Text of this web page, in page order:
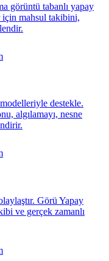
görüntü tabanlı yapay
için mahsul takibini,
destekle.
algılamayı, nesne
Görü Yapay
ve gerçek zamanlı